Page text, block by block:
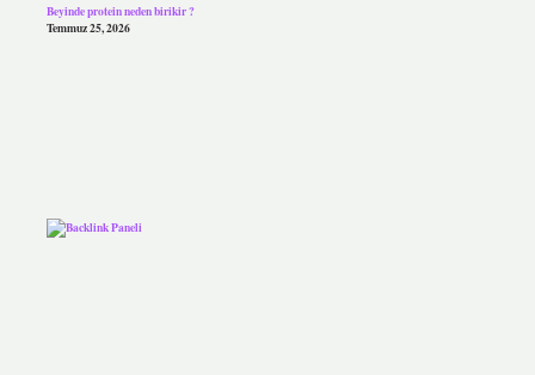
Beyinde protein neden birikir ?
Temmuz 25, 2026